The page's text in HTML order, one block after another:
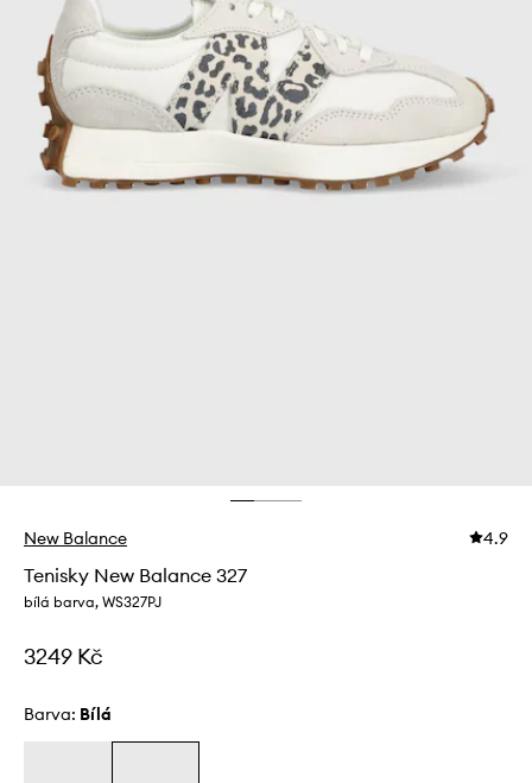
New Balance 4.9
Tenisky New Balance 327
bílá barva, WS327PJ
3249 Kč
Barva: bílá